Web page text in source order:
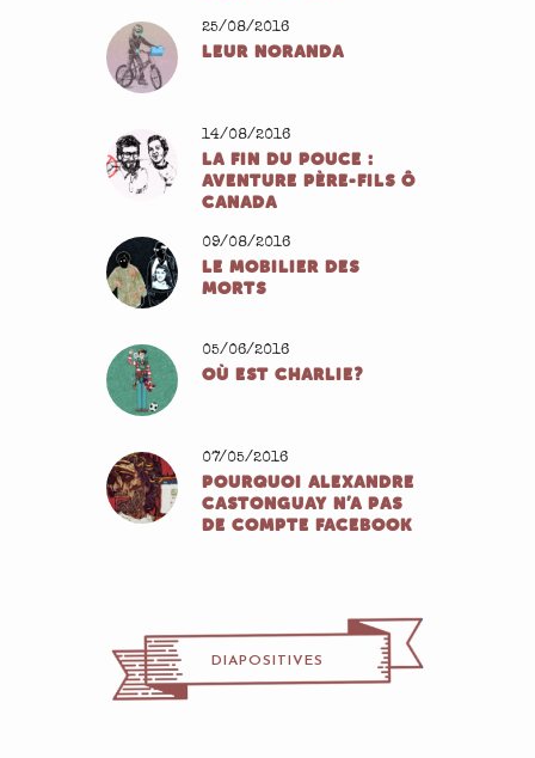
25/08/2016
LEUR NORANDA
14/08/2016
LA FIN DU POUCE :
AVENTURE PÈRE-FILS Ô
CANADA
09/08/2016
LE MOBILIER DES
MORTS
05/06/2016
OÙ EST CHARLIE?
07/05/2016
POURQUOI ALEXANDRE
CASTONGUAY N’A PAS
DE COMPTE FACEBOOK
DIAPOSITIVES